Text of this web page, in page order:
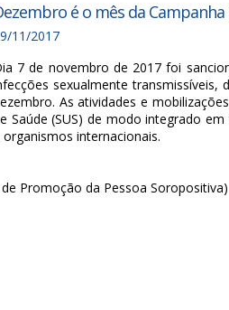
é o mês da
11/2017
7 de novembro de 2017 foi
sexualmente transmissíveis,
As atividades e
Saúde (SUS) de modo integrado
organismos internacionais.
Promoção da Pessoa Soropositiva)